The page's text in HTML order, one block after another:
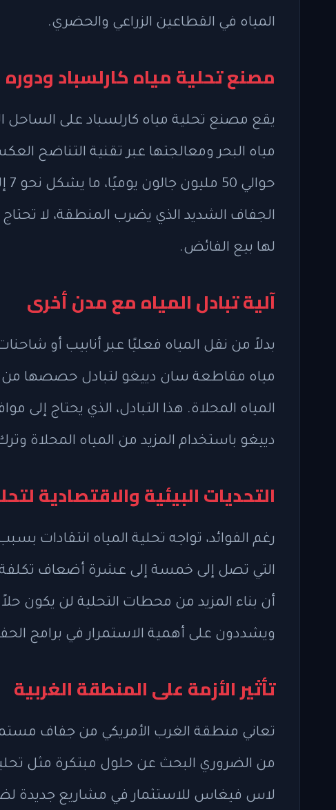
المياه في القطاعين الزراعي والحضري.
مصنع تحلية مياه كارلسباد ودوره
يقع مصنع تحلية مياه كارلسباد على
مياه البحر ومعالجتها عبر تقنية التناضح
الجفاف الشديد الذي يضرب المنطقة، لا
لها بيع الفائض.
آلية تبادل المياه مع مدن أخرى
بدلاً من نقل المياه فعليًا عبر أنابيب أو
مياه مقاطعة سان دييغو لتبادل حصصها من
المياه المحلاة. هذا التبادل، الذي يحتاج إلى
دييغو باستخدام المزيد من المياه المحلاة
التحديات البيئية والاقتصادية
رغم الفوائد، تواجه تحلية المياه انتقادات
التي تصل إلى خمسة إلى عشرة أضعاف تكلفة
أن بناء المزيد من محطات التحلية لن يكون
ويشددون على أهمية الاستمرار في برامج
تأثير الأزمة على المنطقة الغربية
تعاني منطقة الغرب الأمريكي من جفاف
من الضروري البحث عن حلول مبتكرة مثل
لاس فيغاس للاستثمار في مشاريع جديدة